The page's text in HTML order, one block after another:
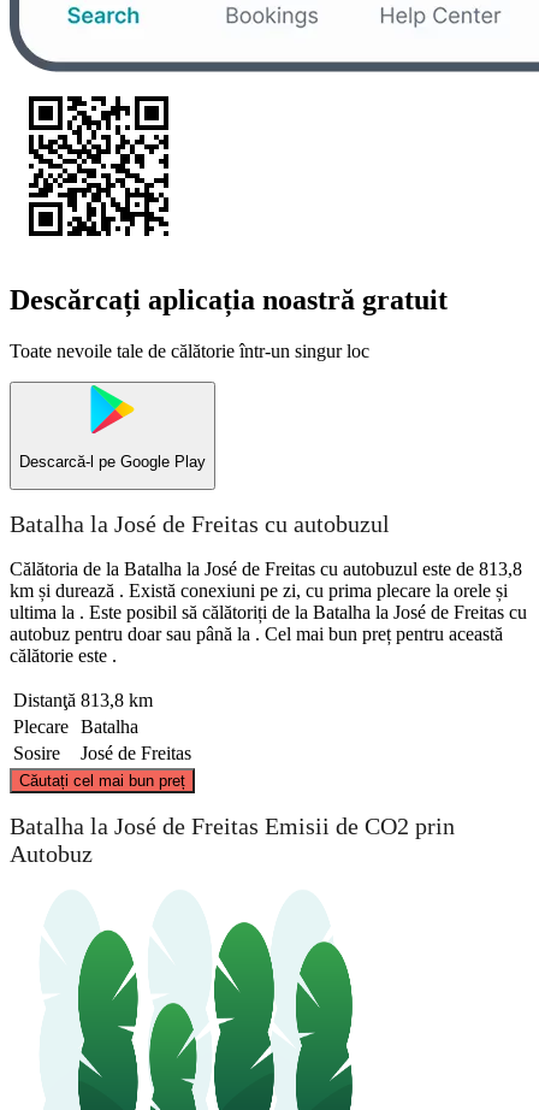
Descărcați aplicația noastră gratuit
Toate nevoile tale de călătorie într-un singur loc
Descarcă-l pe Google Play
Batalha la José de Freitas cu autobuzul
Călătoria de la Batalha la José de Freitas cu autobuzul este de 813,8
km și durează . Există conexiuni pe zi, cu prima plecare la orele și
ultima la . Este posibil să călătoriți de la Batalha la José de Freitas cu
autobuz pentru doar sau până la . Cel mai bun preț pentru această
călătorie este .
Distanţă 813,8 km
Plecare Batalha
Sosire
José de Freitas
Căutați cel mai bun preț
Batalha la José de Freitas Emisii de CO2 prin
Autobuz